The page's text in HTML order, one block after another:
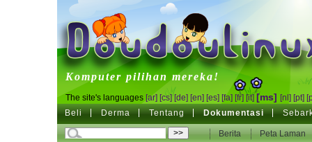
DoudouLinux
Komputer pilihan mereka!
The site's languages [ar] [cs] [de] [en] [es] [fa] [fr] [it] [ms] [nl] [pt]
Beli Derma Tentang Dokumentasi
Berita Peta Laman